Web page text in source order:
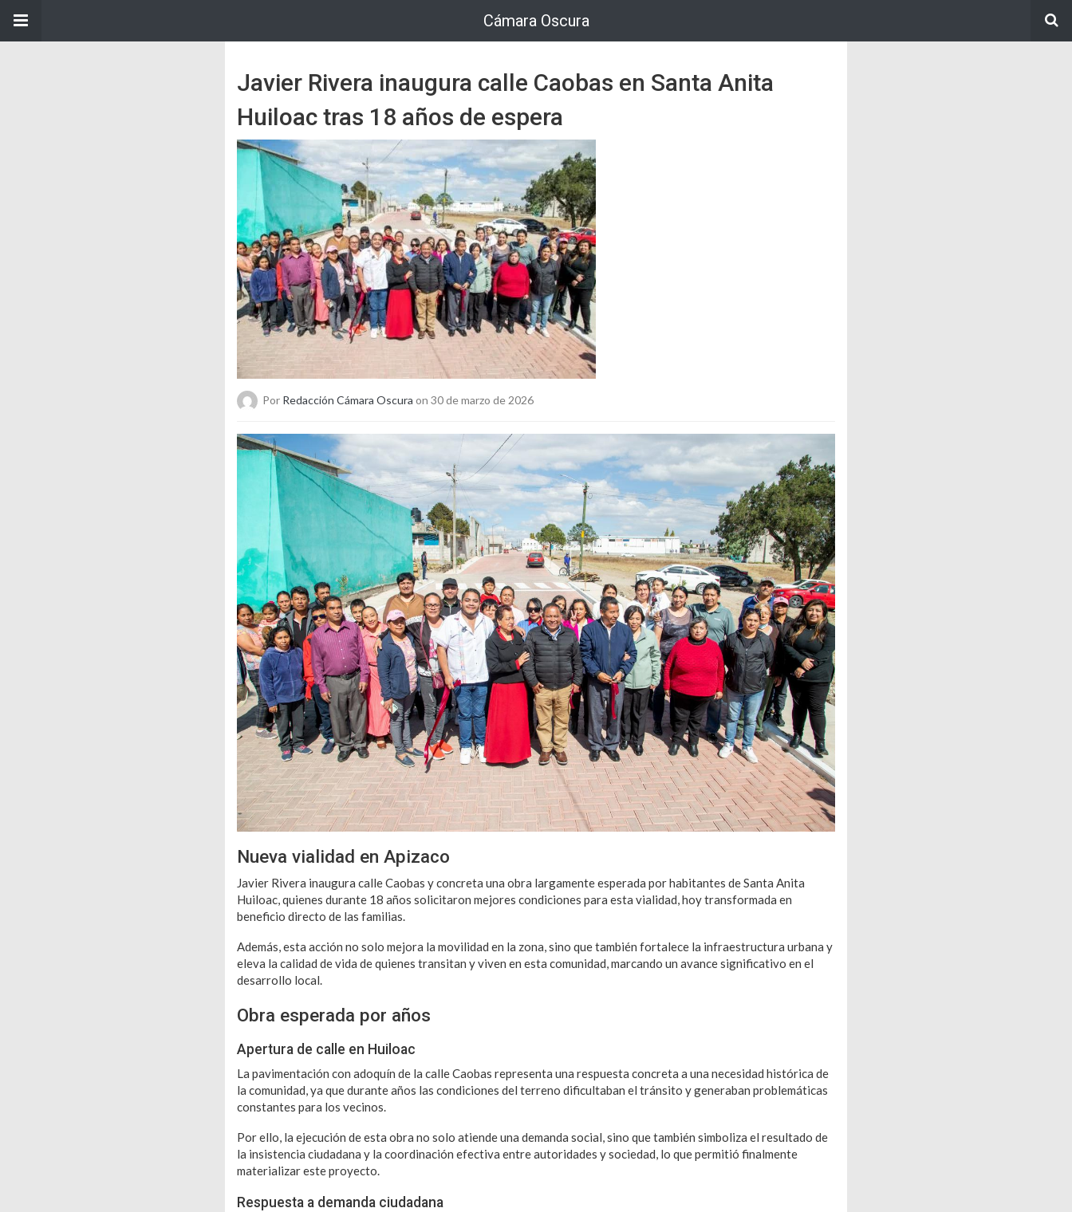
Cámara Oscura
Javier Rivera inaugura calle Caobas en Santa Anita
Huiloac tras 18 años de espera
Por Redacción Cámara Oscura on 30 de marzo de 2026
Nueva vialidad en Apizaco
Javier Rivera inaugura calle Caobas y concreta una obra largamente esperada por habitantes de Santa Anita
Huiloac, quienes durante 18 años solicitaron mejores condiciones para esta vialidad, hoy transformada en
beneficio directo de las familias.
Además, esta acción no solo mejora la movilidad en la zona, sino que también fortalece la infraestructura urbana y
eleva la calidad de vida de quienes transitan y viven en esta comunidad, marcando un avance significativo en el
desarrollo local.
Obra esperada por años
Apertura de calle en Huiloac
La pavimentación con adoquín de la calle Caobas representa una respuesta concreta a una necesidad histórica de
la comunidad, ya que durante años las condiciones del terreno dificultaban el tránsito y generaban problemáticas
constantes para los vecinos.
Por ello, la ejecución de esta obra no solo atiende una demanda social, sino que también simboliza el resultado de
la insistencia ciudadana y la coordinación efectiva entre autoridades y sociedad, lo que permitió finalmente
materializar este proyecto.
Respuesta a demanda ciudadana